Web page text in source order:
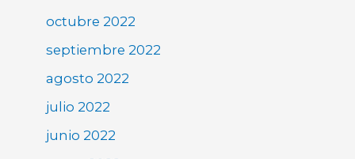
octubre 2022
septiembre 2022
agosto 2022
julio 2022
junio 2022